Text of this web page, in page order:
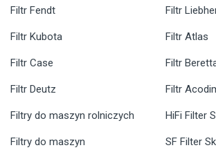
Filtr Fendt
Filtr Kubota
Filtr Case
Filtr Deutz
Filtr
Filtr Atlas
Filtr
Filtr
Filtry do maszyn rolniczych
Filtry do maszyn
HiFi Filter
SF Filter